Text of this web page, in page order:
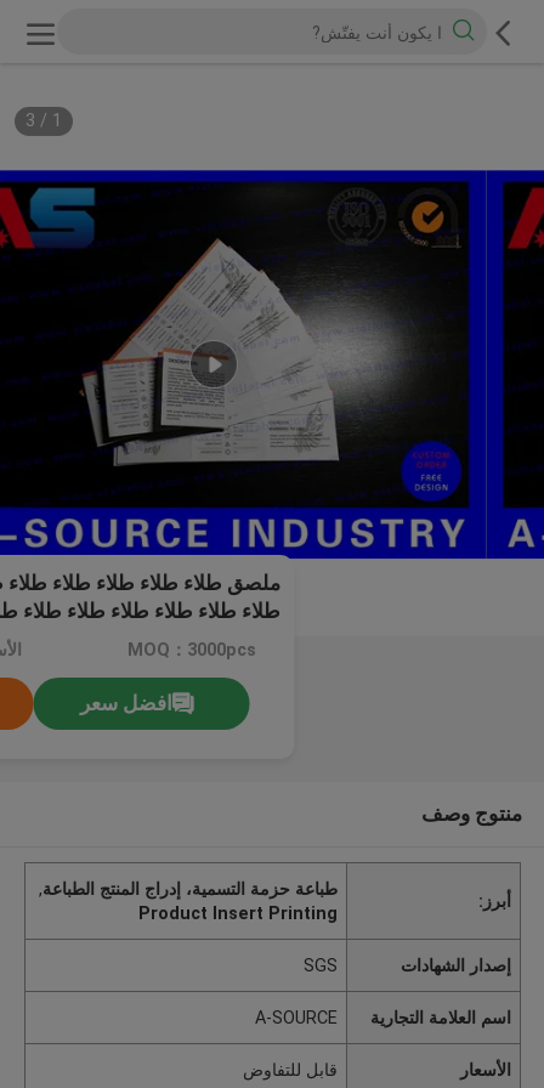
1
/
3
ملصق طلاء طلاء طلاء طلاء طلاء
طلاء طلاء طلاء طلاء طلاء طلاء
MOQ：3000pcs
افضل سعر
منتوج وصف
أبرز:
طباعة حزمة التسمية، إدراج المنتج الطباعة,
Product Insert Printing
إصدار الشهادات SGS
اسم العلامة التجارية A-SOURCE
الأسعار قابل للتفاوض